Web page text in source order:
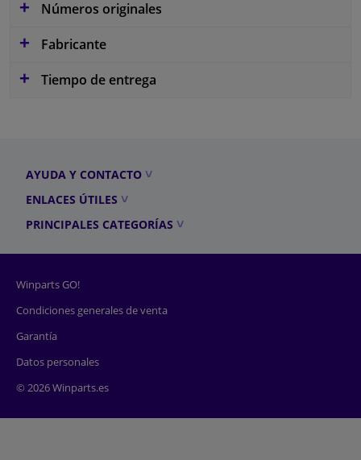
Números originales
Fabricante
Tiempo de entrega
AYUDA Y CONTACTO
ENLACES ÚTILES
PRINCIPALES CATEGORÍAS
Winparts GO!
Condiciones generales de venta
Garantía
Datos personales
© 2026 Winparts.es